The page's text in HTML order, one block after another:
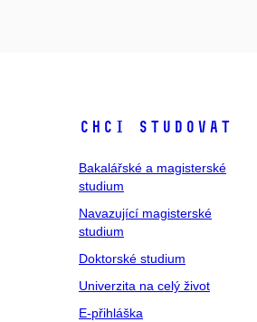
Chci studovat
Bakalářské a magisterské
studium
Navazující magisterské
studium
Doktorské studium
Univerzita na celý život
E-přihláška